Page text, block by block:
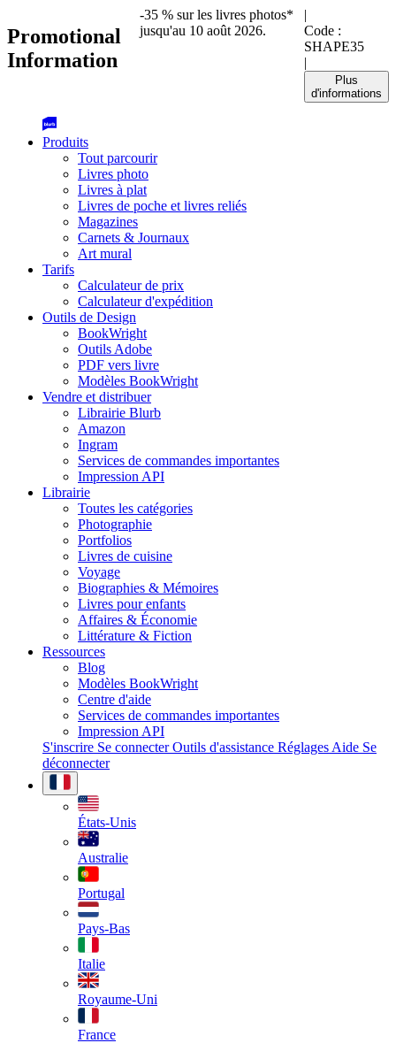
Promotional
Information
-35 % sur les livres photos*
jusqu'au 10 août 2026.
|
Code :
SHAPE35
|
Plus
d'informations
Produits
Tout parcourir
Livres photo
Livres à plat
Livres de poche et livres reliés
Magazines
Carnets & Journaux
Art mural
Tarifs
Calculateur de prix
Calculateur d'expédition
Outils de Design
BookWright
Outils Adobe
PDF vers livre
Modèles BookWright
Vendre et distribuer
Librairie Blurb
Amazon
Ingram
Services de commandes importantes
Impression API
Librairie
Toutes les catégories
Photographie
Portfolios
Livres de cuisine
Voyage
Biographies & Mémoires
Livres pour enfants
Affaires & Économie
Littérature & Fiction
Ressources
Blog
Modèles BookWright
Centre d'aide
Services de commandes importantes
Impression API
S'inscrire Se connecterOutils d'assistance Réglages Aide Se
déconnecter
États-Unis
Australie
Portugal
Pays-Bas
Italie
Royaume-Uni
France